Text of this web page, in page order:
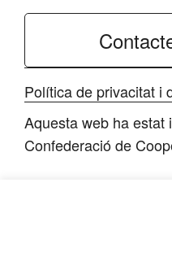
Política de privacitat i
Aquesta web ha estat
Confederació de
Programa